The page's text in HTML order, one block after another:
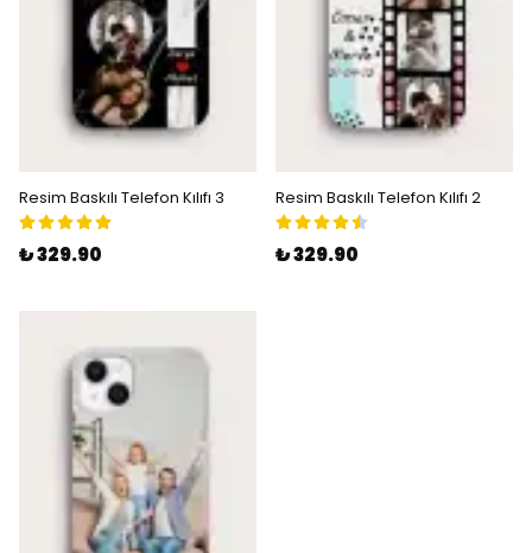
Resim Baskılı Telefon Kılıfı 3
₺ 329.90
Resim Baskılı Telefon Kılıfı 2
₺ 329.90